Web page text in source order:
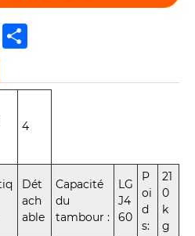
LinkedIn
4
Dét
ach
able
Capacité
du
tambour :
LG
J4
60
P
oi
d
s:
21
0
k
g